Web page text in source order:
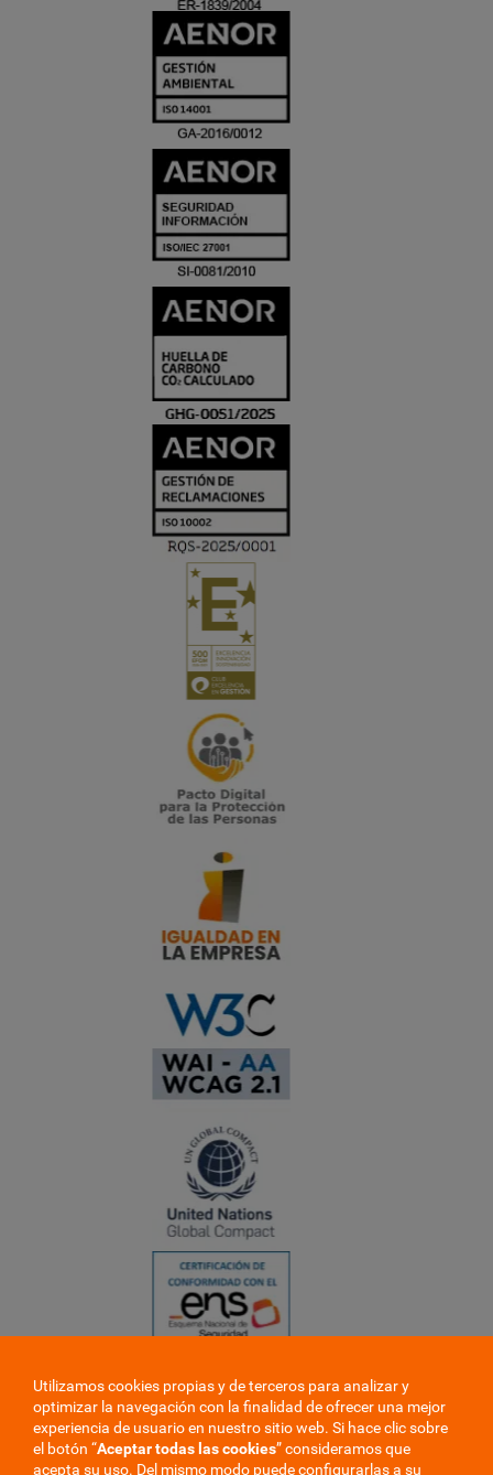
❮
❯
Utilizamos cookies propias y de terceros para analizar y
optimizar la navegación con la finalidad de ofrecer una mejor
experiencia de usuario en nuestro sitio web. Si hace clic sobre
el botón “Aceptar todas las cookies” consideramos que
acepta su uso. Del mismo modo puede configurarlas a su